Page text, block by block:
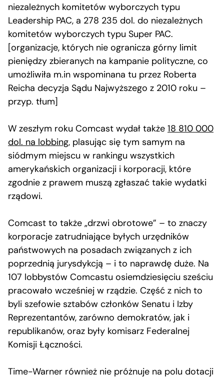
niezależnych komitetów wyborczych typu
Leadership PAC, a 278 235 dol. do niezależnych
komitetów wyborczych typu Super PAC.
[organizacje, których nie ogranicza górny limit
pieniędzy zbieranych na kampanie polityczne, co
umożliwiła m.in wspominana tu przez Roberta
Reicha decyzja Sądu Najwyższego z 2010 roku –
przyp. tłum]
W zeszłym roku Comcast wydał także 18 810 000
dol. na lobbing, plasując się tym samym na
siódmym miejscu w rankingu wszystkich
amerykańskich organizacji i korporacji, które
zgodnie z prawem muszą zgłaszać takie wydatki
rządowi.
Comcast to także „drzwi obrotowe” – to znaczy
korporacje zatrudniające byłych urzędników
państwowych na posadach związanych z ich
poprzednią jurysdykcją – i to naprawdę duże. Na
107 lobbystów Comcastu osiemdziesięciu sześciu
pracowało wcześniej w rządzie. Część z nich to
byli szefowie sztabów członków Senatu i Izby
Reprezentantów, zarówno demokratów, jak i
republikanów, oraz były komisarz Federalnej
Komisji Łączności.
Time-Warner również nie próżnuje na polu dotacji